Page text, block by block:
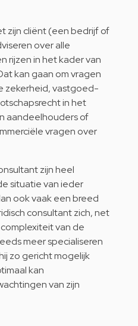
zijn cliënt (een bedrijf of
over alle
rijzen in het kader van
kan gaan om vragen
zekerheid, vastgoed-
in het
aandeelhouders of
vragen over
zijn heel
situatie van ieder
ook vaak een breed
consultant zich, net
van de
meer specialiseren
zo gericht mogelijk
kan
van zijn